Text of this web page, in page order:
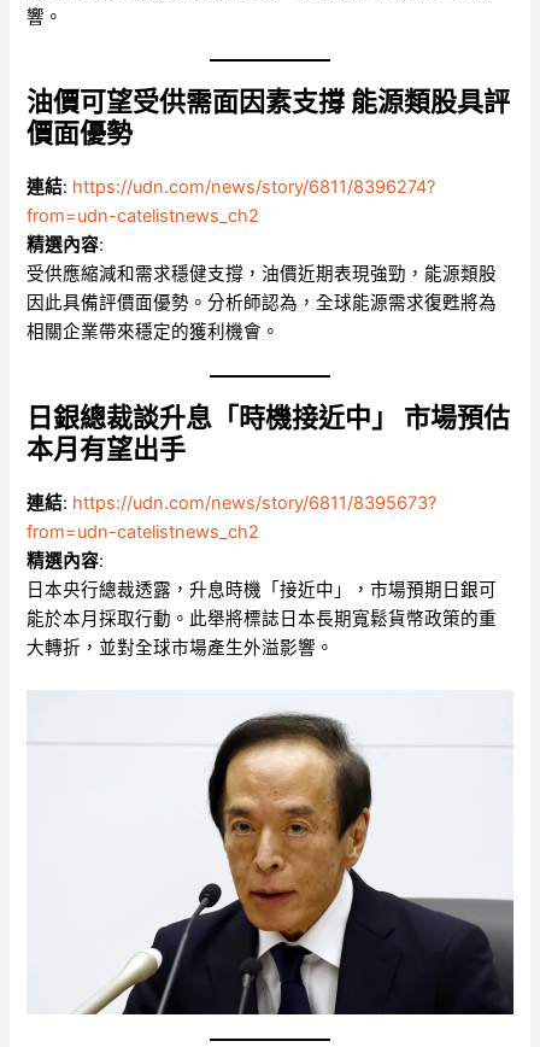
響。
油價可望受供需面因素支撐 能源類股具評
價面優勢
連結: https://udn.com/news/story/6811/8396274?
from=udn-catelistnews_ch2
精選內容:
受供應縮減和需求穩健支撐，油價近期表現強勁，能源類股
因此具備評價面優勢。分析師認為，全球能源需求復甦將為
相關企業帶來穩定的獲利機會。
日銀總裁談升息「時機接近中」 市場預估
本月有望出手
連結: https://udn.com/news/story/6811/8395673?
from=udn-catelistnews_ch2
精選內容:
日本央行總裁透露，升息時機「接近中」，市場預期日銀可
能於本月採取行動。此舉將標誌日本長期寬鬆貨幣政策的重
大轉折，並對全球市場產生外溢影響。